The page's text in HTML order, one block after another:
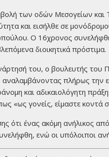
των οδών Μεσογείων
και εισήλθε σε
Ο 16χρονος
διοικητικά πρόστιμα.
του, ο βουλευτής
αναλαμβάνοντας πλήρως
και αδικαιολόγητη
«ως γονείς, είμαστε κοντά
ότι ένας ακόμη ανήλικος
ενώ οι υπόλοιποι